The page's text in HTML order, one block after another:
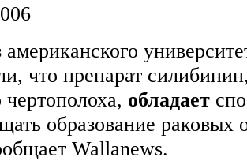
что препарат
обладает
образование раковых
Wallanews.